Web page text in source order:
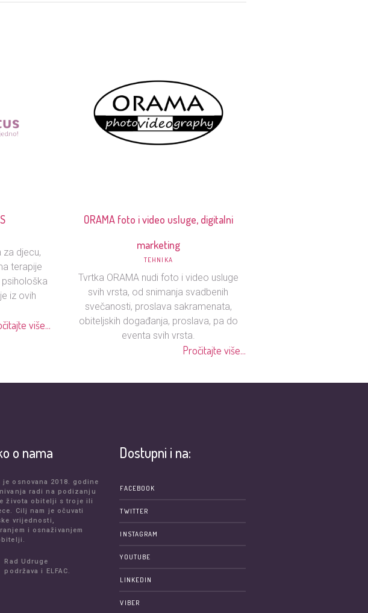
za djecu,
terapije
iz ovih
više...
ORAMA foto i video usluge, digitalni
marketing
TEHNIKA
Tvrtka ORAMA nudi foto i video usluge
svih vrsta, od snimanja svadbenih
svečanosti, proslava sakramenata,
obiteljskih događanja, proslava, pa do
eventa svih vrsta.
Pročitajte više...
o nama
je osnovana 2018. godine
radi na podizanju
života obitelji s troje ili
Cilj nam je očuvati
vrijednosti,
i osnaživanjem
Rad Udruge
podržava i ELFAC.
Dostupni i na:
FACEBOOK
TWITTER
INSTAGRAM
YOUTUBE
LINKEDIN
VIBER